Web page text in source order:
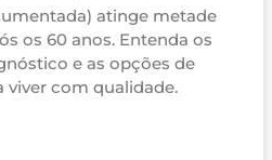
atinge metade
os 60 anos. Entenda os
e as opções de
viver com qualidade.